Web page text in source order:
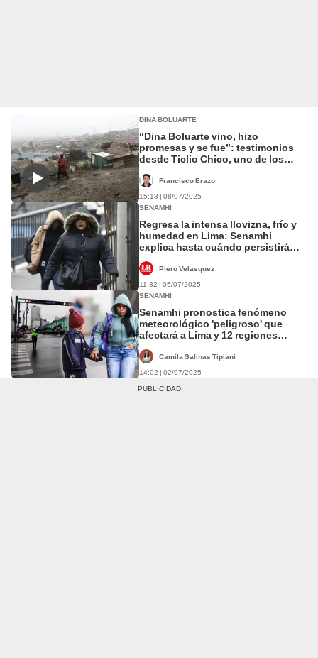
DINA BOLUARTE
“Dina Boluarte vino, hizo
promesas y se fue”: testimonios
desde Ticlio Chico, uno de los
Francisco Erazo
15:18 | 08/07/2025
SENAMHI
Regresa la intensa llovizna, frío y
humedad en Lima: Senamhi
explica hasta cuándo persistirá
Piero Velasquez
11:32 | 05/07/2025
SENAMHI
Senamhi pronostica fenómeno
meteorológico 'peligroso' que
afectará a Lima y 12 regiones
Camila Salinas Tipiani
14:02 | 02/07/2025